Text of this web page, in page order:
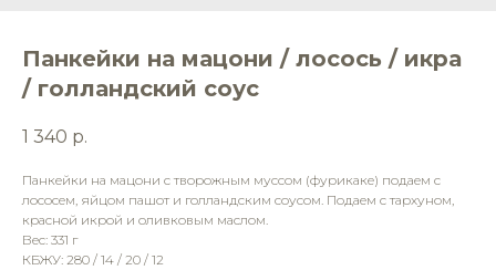
Панкейки на мацони / лосось / икра
/ голландский соус
1 340 р.
Панкейки на мацони с творожным муссом (фурикаке) подаем с
лососем, яйцом пашот и голландским соусом. Подаем с тархуном,
красной икрой и оливковым маслом.
Вес: 331 г
КБЖУ: 280 / 14 / 20 / 12